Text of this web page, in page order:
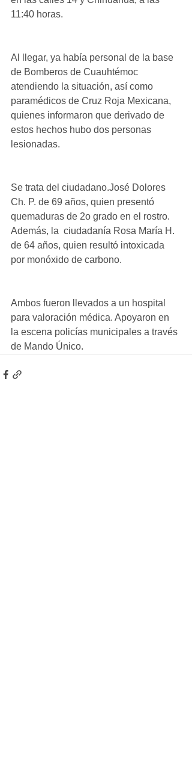
11:40 horas.
Al llegar, ya había personal de la base
de Bomberos de Cuauhtémoc
atendiendo la situación, así como
paramédicos de Cruz Roja Mexicana,
quienes informaron que derivado de
estos hechos hubo dos personas
lesionadas.
Se trata del ciudadano.José Dolores
Ch. P. de 69 años, quien presentó
quemaduras de 2o grado en el rostro.
Además, la  ciudadanía Rosa María H.
de 64 años, quien resultó intoxicada
por monóxido de carbono.
Ambos fueron llevados a un hospital
para valoración médica. Apoyaron en
la escena policías municipales a través
de Mando Único.